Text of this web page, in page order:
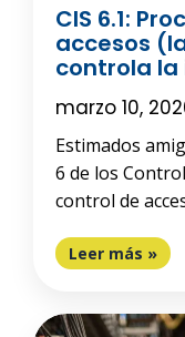
CIS 6.1:
accesos
controla
marzo 10,
Estimados
6 de los
control de
Leer más »